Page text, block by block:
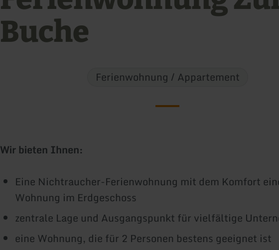
Buche
Ferienwohnung / Appartement
Wir bieten Ihnen:
Eine Nichtraucher-Ferienwohnung mit dem Komfort
Wohnung im Erdgeschoss
zentrale Lage und Ausgangspunkt für vielfältige
eine Wohnung, die für 2 Personen bestens geeignet ist